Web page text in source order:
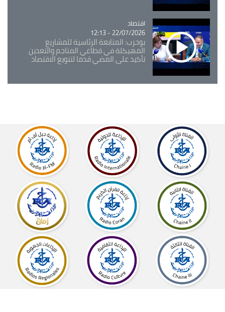
Catégorie
اقتصاد
22/07/2026 - 12:13
بوحرب: المتابعة الرئاسية للمشاريع
المهيكلة في قطاعي المناجم والتعدين
تأكيد على المضي قدما لتنويع الاقتصاد